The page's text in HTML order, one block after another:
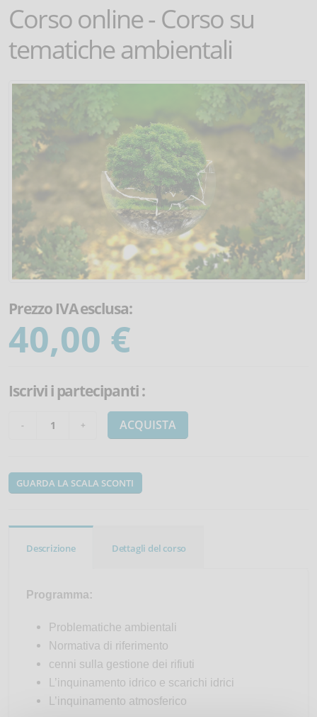
Corso online - Corso su
tematiche ambientali
Prezzo IVA esclusa:
40,00 €
Iscrivi i partecipanti:
ACQUISTA
GUARDA LA SCALA SCONTI
Descrizione Dettagli del corso
Programma:
Problematiche ambientali
Normativa di riferimento
cenni sulla gestione dei rifiuti
L’inquinamento idrico e scarichi idrici
L’inquinamento atmosferico